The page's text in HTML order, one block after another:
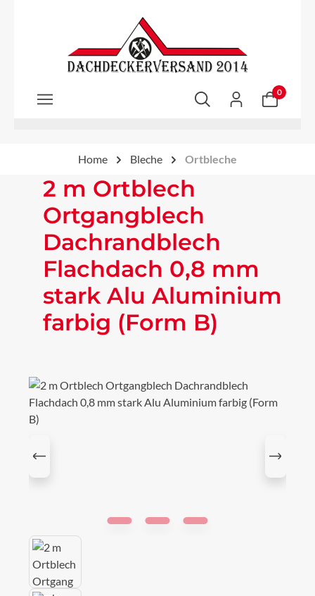
Zum Hauptinhalt springen
0
Home Bleche Ortbleche
2 m Ortblech
Ortgangblech
Dachrandblech
Flachdach 0,8 mm
stark Alu Aluminium
farbig (Form B)
Bildergalerie überspringen